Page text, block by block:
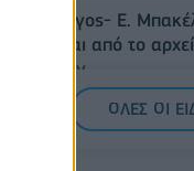
Άρειος Πάγος- Ε.
ανασύρεται από το
υποκλοπών
07/08/2026 - 14:11 ΕΛΛΑΔΑ
ΟΛΕΣ ΟΙ